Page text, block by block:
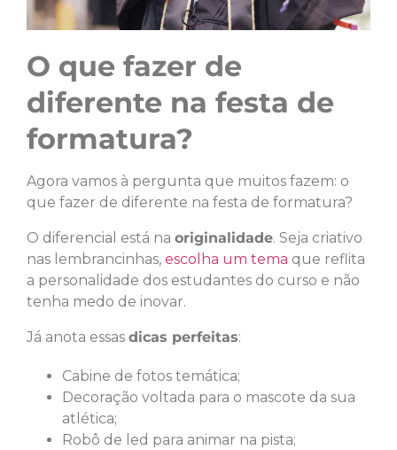
O que fazer de
diferente na festa de
formatura?
Agora vamos à pergunta que muitos fazem: o
que fazer de diferente na festa de formatura?
O diferencial está na originalidade. Seja criativo
nas lembrancinhas, escolha um tema que reflita
a personalidade dos estudantes do curso e não
tenha medo de inovar.
Já anota essas dicas perfeitas:
Cabine de fotos temática;
Decoração voltada para o mascote da sua
atlética;
Robô de led para animar na pista;